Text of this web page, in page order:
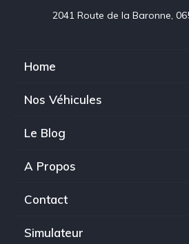
2041 Route de la Baronne,
Home
Nos Véhicules
Le Blog
A Propos
Contact
Simulateur